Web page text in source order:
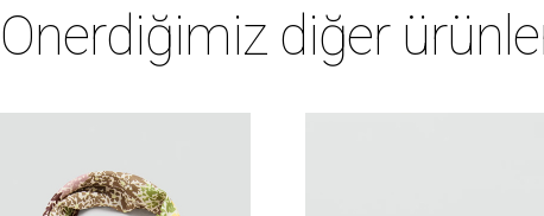
Önerdiğimiz diğer